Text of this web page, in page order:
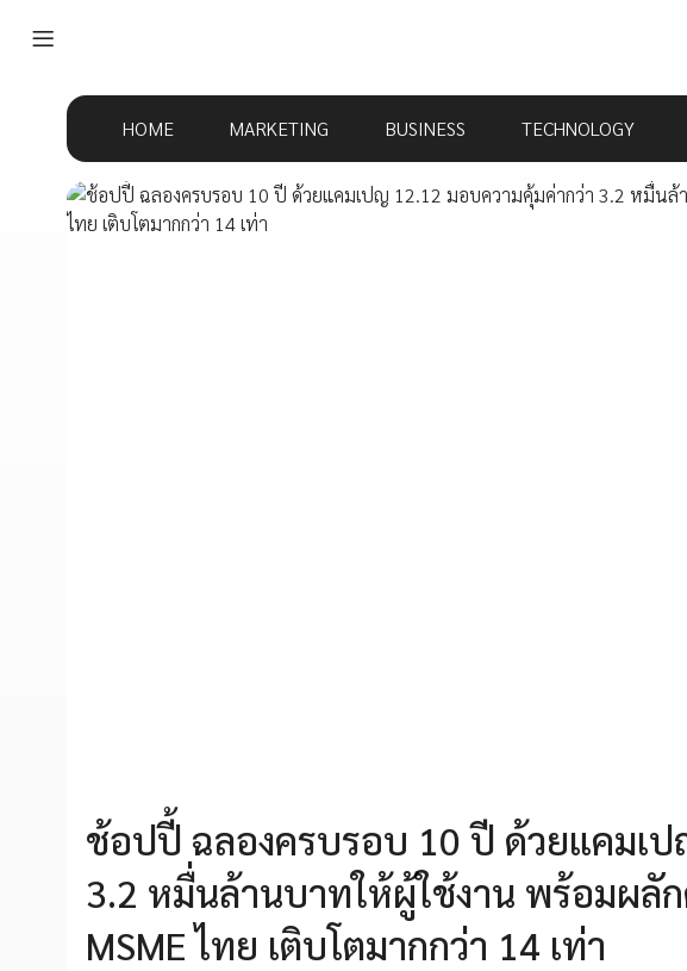
HOME MARKETING BUSINESS TECHNOLOGY
ช้อปปี้ ฉลองครบรอบ 10 ปี ด้วยแคมเ
3.2 หมื่นล้านบาทให้ผู้ใช้งาน พร้อมผลั
MSME ไทย เติบโตมากกว่า 14 เท่า